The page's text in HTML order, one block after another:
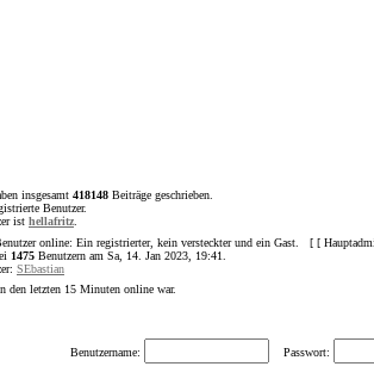
insgesamt 418148 Beiträge geschrieben.
Benutzer.
ist hellafritz
online: Ein registrierter, kein versteckter und ein Gast. [ [
1475 Benutzern am Sa, 14. Jan 2023, 19:41.
SEbastian
den letzten 15 Minuten online war.
Benutzername: Passwort: